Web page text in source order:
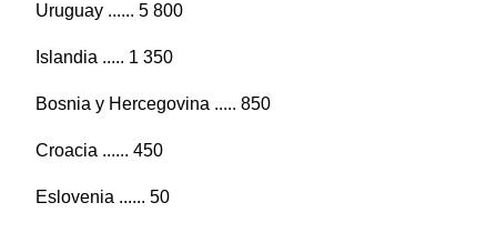
Uruguay ...... 5 800
Islandia ..... 1 350
Bosnia y Hercegovina ..... 850
Croacia ...... 450
Eslovenia ...... 50